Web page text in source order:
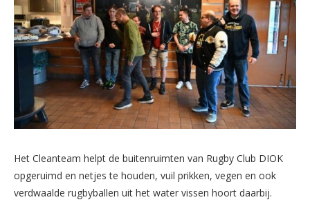
Het Cleanteam helpt de buitenruimten van Rugby Club DIOK
opgeruimd en netjes te houden, vuil prikken, vegen en ook
verdwaalde rugbyballen uit het water vissen hoort daarbij.